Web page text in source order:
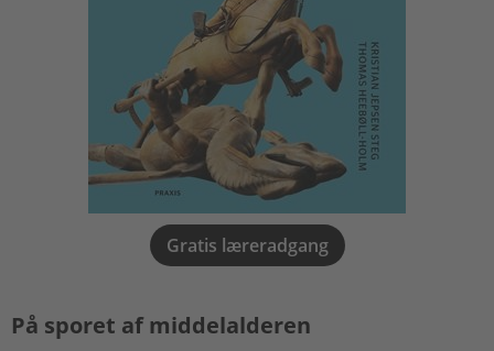
Gratis læreradgang
På sporet af middelalderen